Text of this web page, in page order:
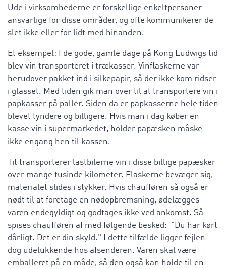
Ude i virksomhederne er forskellige enkeltpersoner
ansvarlige for disse områder, og ofte kommunikerer de
slet ikke eller for lidt med hinanden.
Et eksempel: I de gode, gamle dage på Kong Ludwigs tid
blev vin transporteret i trækasser. Vinflaskerne var
herudover pakket ind i silkepapir, så der ikke kom ridser
i glasset. Med tiden gik man over til at transportere vin i
papkasser på paller. Siden da er papkasserne hele tiden
blevet tyndere og billigere. Hvis man i dag køber en
kasse vin i supermarkedet, holder papæsken måske
ikke engang hen til kassen.
Tit transporterer lastbilerne vin i disse billige papæsker
over mange tusinde kilometer. Flaskerne bevæger sig,
materialet slides i stykker. Hvis chaufføren så også er
nødt til at foretage en nødopbremsning, ødelægges
varen endegyldigt og godtages ikke ved ankomst. Så
spises chaufføren af med følgende besked: "Du har kørt
dårligt. Det er din skyld." I dette tilfælde ligger fejlen
dog udelukkende hos afsenderen. Varen skal være
emballeret på en måde, så den også kan holde til en